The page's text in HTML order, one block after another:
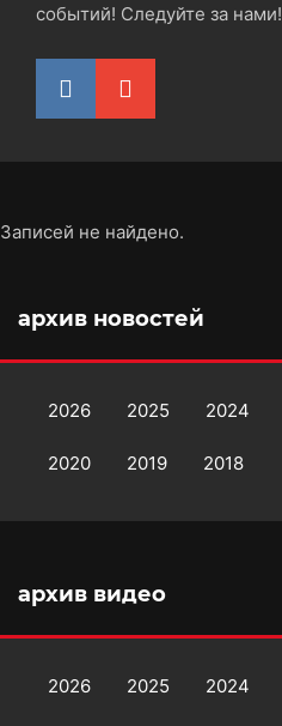
событий! Следуйте за нами!
Записей не найдено.
архив новостей
2026 2025 2024
2020 2019 2018
архив видео
2026 2025 2024